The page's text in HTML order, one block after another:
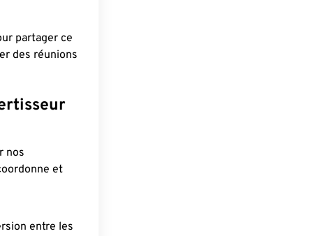
partager ce
des réunions
nos
et
entre les